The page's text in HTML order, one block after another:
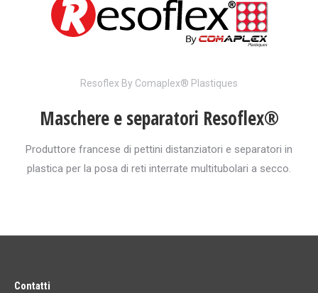
Resoflex By Comaplex® Plastiques
Maschere e separatori Resoflex®
Produttore francese di pettini distanziatori e separatori in
plastica per la posa di reti interrate multitubolari a secco.
Contatti